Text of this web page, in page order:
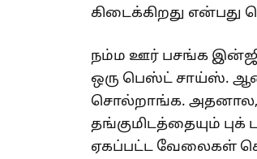
கிடைக்கிறது என்பது
நம்ம ஊர் பசங்க
ஒரு பெஸ்ட் சாய்ஸ்.
சொல்றாங்க.
தங்குமிடத்தையும் புக்
ஏகப்பட்ட வேலைகள்